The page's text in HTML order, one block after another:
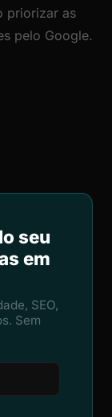
priorizar as
pelo Google.
seu
em
SEO,
Sem